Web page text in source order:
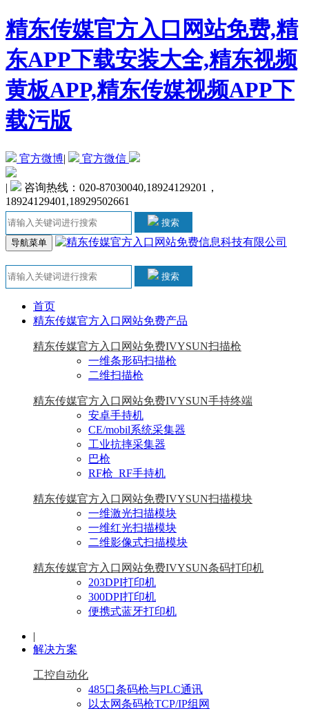
精东传媒官方入口网站免费,精
东APP下载安装大全,精东视频
黄板APP,精东传媒视频APP下
载污版
官方微博| 官方微信
|
咨询热线：020-87030040,18924129201，
18924129401,18929502661
搜索
导航菜单
搜索
首页
精东传媒官方入口网站免费产品
精东传媒官方入口网站免费IVYSUN扫描枪
一维条形码扫描枪
二维扫描枪
精东传媒官方入口网站免费IVYSUN手持终端
安卓手持机
CE/mobil系统采集器
工业抗摔采集器
巴枪
RF枪_RF手持机
精东传媒官方入口网站免费IVYSUN扫描模块
一维激光扫描模块
一维红光扫描模块
二维影像式扫描模块
精东传媒官方入口网站免费IVYSUN条码打印机
203DPI打印机
300DPI打印机
便携式蓝牙打印机
|
解决方案
工控自动化
485口条码枪与PLC通讯
以太网条码枪TCP/IP组网